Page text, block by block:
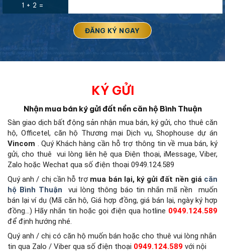
1 + 2 =
KÝ GỬI
Nhận mua bán ký gửi đất nền căn hộ Bình Thuận
Sàn giao dịch bất động sảnnhận mua bán, ký gửi, cho thuê căn
hộ, Officetel, căn hộ Thương mại Dịch vụ, Shophouse dự án
Vincom . Quý Khách hàng cần hỗ trợ thông tin về mua bán, ký
gửi, cho thuê
vui lòng liên hệ qua Điện thoại, iMessage, Viber,
Zalo hoặc Wechat qua số điện thoại 0949.124.589
Quý anh / chị cần hỗ trợ mua bán lại, ký gửi đất nền giá căn
hộ Bình Thuận vui lòng thông báo tin nhắn mã nền
muốn
bán lại ví dụ (Mã căn hộ, Giá hợp đồng, giá bán lại, ngày ký hợp
đồng…) Hãy nhắn tin hoặc gọi điện qua hotline 0949.124.589
để định hướng nhé.
Quý anh / chị có căn hộ muốn bán hoặc cho thuê vui lòng nhắn
tin qua Zalo / Viber qua số điện thoại 0949.124.589 với nội